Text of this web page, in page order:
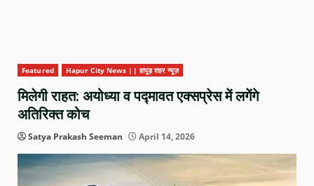
Featured Hapur City News || हापुड़ शहर न्यूज़
मिलेगी राहत: अयोध्या व पद्मावत एक्सप्रेस में लगेंगे
अतिरिक्त कोच
Satya Prakash Seeman April 14, 2026